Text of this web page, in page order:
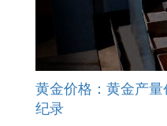
黄金价格：黄金产
纪录